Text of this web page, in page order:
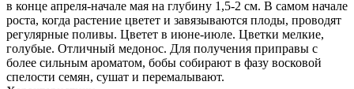
в конце апреля-начале мая на глубину 1,5-2 см. В самом начале
роста, когда растение цветет и завязываются плоды, проводят
регулярные поливы. Цветет в июне-июле. Цветки мелкие,
голубые. Отличный медонос. Для получения приправы с
более сильным ароматом, бобы собирают в фазу восковой
спелости семян, сушат и перемалывают.